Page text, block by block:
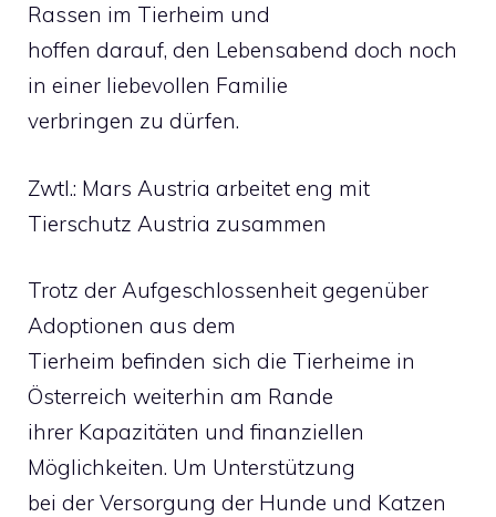
Rassen im Tierheim und
hoffen darauf, den Lebensabend doch noch
in einer liebevollen Familie
verbringen zu dürfen.
Zwtl.: Mars Austria arbeitet eng mit
Tierschutz Austria zusammen
Trotz der Aufgeschlossenheit gegenüber
Adoptionen aus dem
Tierheim befinden sich die Tierheime in
Österreich weiterhin am Rande
ihrer Kapazitäten und finanziellen
Möglichkeiten. Um Unterstützung
bei der Versorgung der Hunde und Katzen